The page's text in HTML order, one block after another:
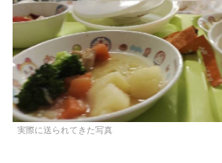
実際に送られてきた写真